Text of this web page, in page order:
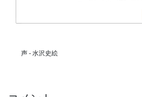
声 - 水沢史絵